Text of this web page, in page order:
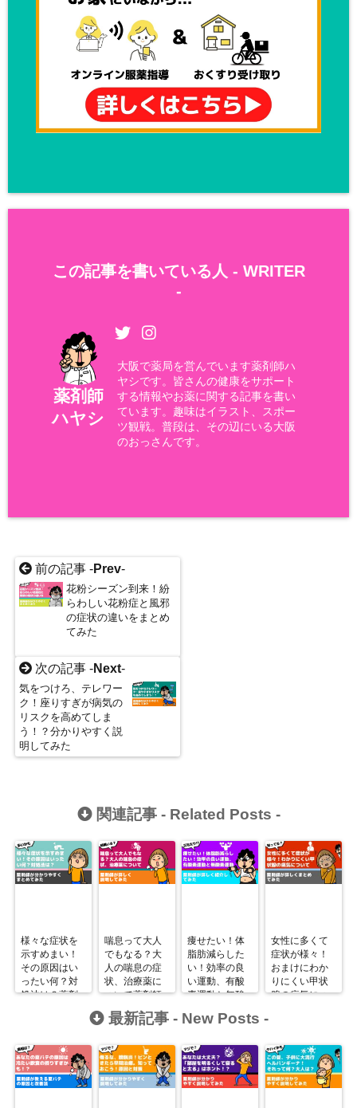
この記事を書いている人 - WRITER
-
薬剤師
ハヤシ
大阪で薬局を営んでいます薬剤師ハ
ヤシです。皆さんの健康をサポート
する情報やお薬に関する記事を書い
ています。趣味はイラスト、スポー
ツ観戦。普段は、その辺にいる大阪
のおっさんです。
前の記事 -Prev-
花粉シーズン到来！紛
らわしい花粉症と風邪
の症状の違いをまとめ
てみた
次の記事 -Next-
気をつけろ、テレワー
ク！座りすぎが病気の
リスクを高めてしま
う！？分かりやすく説
明してみた
関連記事 - Related Posts -
様々な症状を
示すめまい！
その原因はい
ったい何？対
処法は？薬剤
喘息って大人
でもなる？大
人の喘息の症
状、治療薬に
ついて薬剤師
が詳しく説明
痩せたい！体
脂肪減らした
い！効率の良
い運動、有酸
素運動と無酸
師が詳しく紹
女性に多くて
症状が様々！
おまけにわか
りにくい甲状
腺の病気につ
最新記事 - New Posts -